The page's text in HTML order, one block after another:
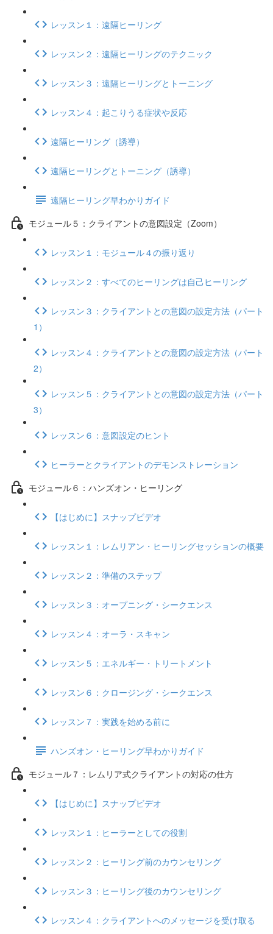
レッスン１：遠隔ヒーリング
レッスン２：遠隔ヒーリングのテクニック
レッスン３：遠隔ヒーリングとトーニング
レッスン４：起こりうる症状や反応
遠隔ヒーリング（誘導）
遠隔ヒーリングとトーニング（誘導）
遠隔ヒーリング早わかりガイド
モジュール５：クライアントの意図設定（Zoom）
レッスン１：モジュール４の振り返り
レッスン２：すべてのヒーリングは自己ヒーリング
レッスン３：クライアントとの意図の設定方法（パート
1）
レッスン４：クライアントとの意図の設定方法（パート
2）
レッスン５：クライアントとの意図の設定方法（パート
3）
レッスン６：意図設定のヒント
ヒーラーとクライアントのデモンストレーション
モジュール６：ハンズオン・ヒーリング
【はじめに】スナップビデオ
レッスン１：レムリアン・ヒーリングセッションの概要
レッスン２：準備のステップ
レッスン３：オープニング・シークエンス
レッスン４：オーラ・スキャン
レッスン５：エネルギー・トリートメント
レッスン６：クロージング・シークエンス
レッスン７：実践を始める前に
ハンズオン・ヒーリング早わかりガイド
モジュール７：レムリア式クライアントの対応の仕方
【はじめに】スナップビデオ
レッスン１：ヒーラーとしての役割
レッスン２：ヒーリング前のカウンセリング
レッスン３：ヒーリング後のカウンセリング
レッスン４：クライアントへのメッセージを受け取る